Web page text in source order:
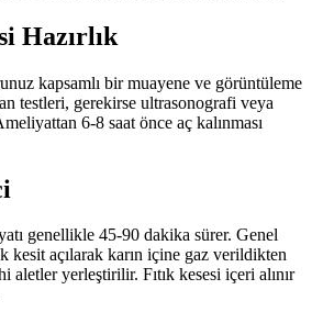
Hazırlık
kapsamlı bir muayene ve görüntüleme
testleri, gerekirse ultrasonografi veya
6-8 saat önce aç kalınması
genellikle 45-90 dakika sürer. Genel
kesit açılarak karın içine gaz verildikten
aletler yerleştirilir. Fıtık kesesi içeri alınır